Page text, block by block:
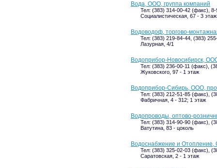
Вода, ООО, группа компаний
Тел: (383) 314-00-42 (факс),
Социалистическая, 67 - 3 этаж
Водоводоф, торгово-
Тел: (383) 219-84-44, (383)
Лазурная, 4/1
Водоприбор-Новосибирск,
Тел: (383) 236-00-11 (факс),
Жуковского, 97 - 1 этаж
Водоприбор-Сибирь, ООО,
Тел: (383) 212-51-85 (факс),
Фабричная, 4 - 312; 1 этаж
Водопроводы, оптово-
Тел: (383) 314-90-90 (факс),
Ватутина, 83 - цоколь
Водоснабжение и
Тел: (383) 325-02-03 (факс),
Саратовская, 2 - 1 этаж